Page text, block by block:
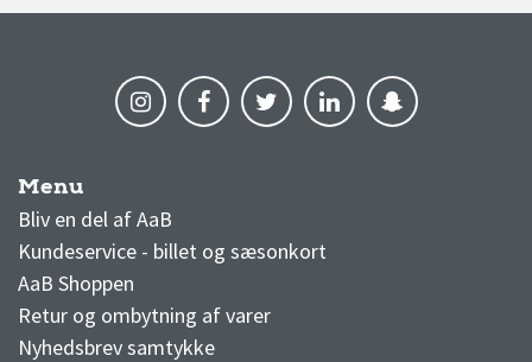
Menu
Bliv en del af AaB
Kundeservice - billet og sæsonkort
AaB Shoppen
Retur og ombytning af varer
Nyhedsbrev samtykke